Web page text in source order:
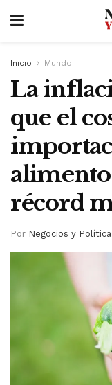
Inicio Mundo
La
que el
récord
Por Negocios y Política